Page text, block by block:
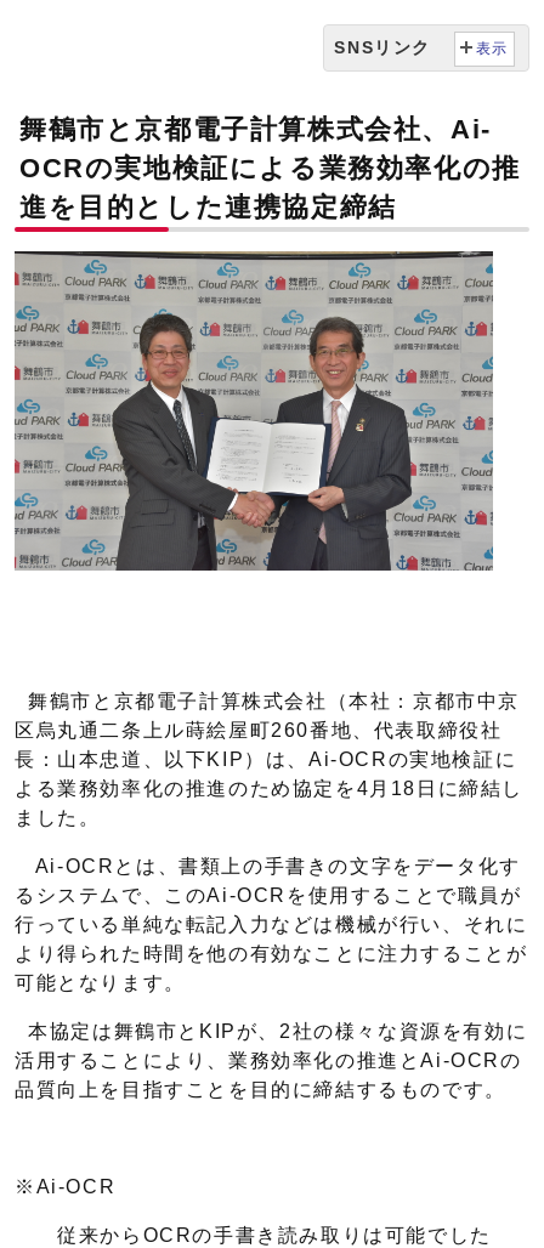
SNSリンク 表示
舞鶴市と京都電子計算株式会社、Ai-
OCRの実地検証による業務効率化の推
進を目的とした連携協定締結
舞鶴市と京都電子計算株式会社（本社：京都市中京
区烏丸通二条上ル蒔絵屋町260番地、代表取締役社
長：山本忠道、以下KIP）は、Ai-OCRの実地検証に
よる業務効率化の推進のため協定を4月18日に締結し
ました。
Ai-OCRとは、書類上の手書きの文字をデータ化す
るシステムで、このAi-OCRを使用することで職員が
行っている単純な転記入力などは機械が行い、それに
より得られた時間を他の有効なことに注力することが
可能となります。
本協定は舞鶴市とKIPが、2社の様々な資源を有効に
活用することにより、業務効率化の推進とAi-OCRの
品質向上を目指すことを目的に締結するものです。
※Ai-OCR
従来からOCRの手書き読み取りは可能でした